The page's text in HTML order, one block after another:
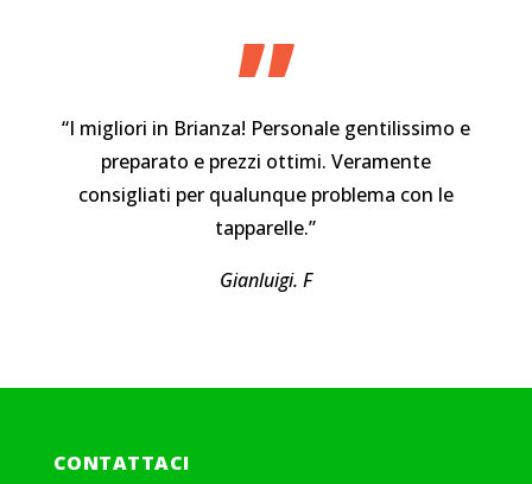
”
“I migliori in Brianza! Personale gentilissimo e
preparato e prezzi ottimi. Veramente
consigliati per qualunque problema con le
tapparelle.”
Gianluigi. F
CONTATTACI